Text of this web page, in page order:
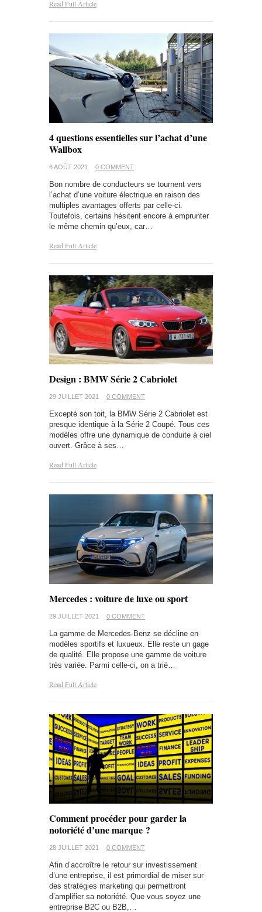
Read Full Article
4 questions essentielles sur l’achat d’une
Wallbox
6 AOÛT 2021 0 COMMENT
Bon nombre de conducteurs se tournent vers
l’achat d’une voiture électrique en raison des
multiples avantages offerts par celle-ci.
Toutefois, certains hésitent encore à emprunter
le même chemin qu’eux, car…
Read Full Article
Design : BMW Série 2 Cabriolet
29 JUILLET 2021 0 COMMENT
Excepté son toit, la BMW Série 2 Cabriolet est
presque identique à la Série 2 Coupé. Tous ces
modèles offre une dynamique de conduite à ciel
ouvert. Grâce à ses…
Read Full Article
Mercedes : voiture de luxe ou sport
29 JUILLET 2021 0 COMMENT
La gamme de Mercedes-Benz se décline en
modèles sportifs et luxueux. Elle reste un gage
de qualité. Elle propose une gamme de voiture
très variée. Parmi celle-ci, on a trié…
Read Full Article
Comment procéder pour garder la
notoriété d’une marque ?
28 JUILLET 2021 0 COMMENT
Afin d’accroître le retour sur investissement
d’une entreprise, il est primordial de miser sur
des stratégies marketing qui permettront
d’amplifier sa notoriété. Que vous soyez une
entreprise B2C ou B2B,…